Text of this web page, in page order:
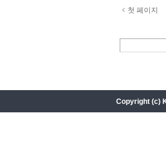
첫 페이지
Copyright (c)